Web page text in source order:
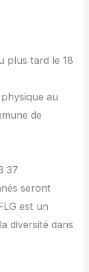
plus tard le 18
au
de
37
seront
est un
diversité dans